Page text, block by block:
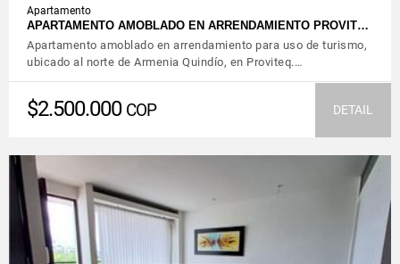
Apartamento
APARTAMENTO AMOBLADO EN ARRENDAMIENTO PROVIT…
Apartamento amoblado en arrendamiento para uso de turismo,
ubicado al norte de Armenia Quindío, en Proviteq.…
$2.500.000 COP DETAIL